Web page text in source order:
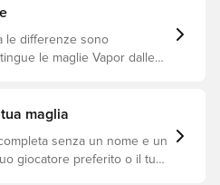
le differenze sono
le maglie Vapor dalle
maglia
senza un nome e un
giocatore preferito o il tuo.